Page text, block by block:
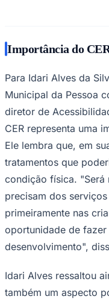
Flamengo
Importância do
Para Idari Alves da
Municipal da Pessoa
diretor de
CER representa uma
Ele lembra que, em
tratamentos que
condição física. "Será
precisam dos
primeiramente nas
oportunidade de fazer
desenvolvimento",
Idari Alves ressaltou
também um aspecto